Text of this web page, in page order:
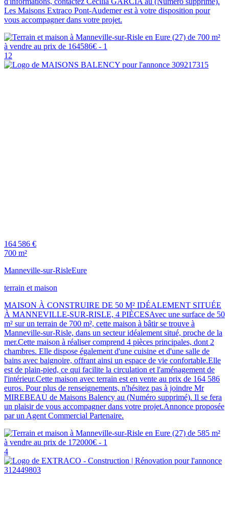
Les Maisons Extraco Pont-Audemer est à votre disposition pour
vous accompagner dans votre projet.
12
164 586 €
700 m²
Manneville-sur-RisleEure
terrain et maison
MAISON À CONSTRUIRE DE 50 M² IDÉALEMENT SITUÉE
À MANNEVILLE-SUR-RISLE, 4 PIÈCESAvec une surface de 50
m² sur un terrain de 700 m², cette maison à bâtir se trouve à
Manneville-sur-Risle, dans un secteur idéalement situé, proche de la
mer.Cette maison à réaliser comprend 4 pièces principales, dont 2
chambres. Elle dispose également d'une cuisine et d'une salle de
bains avec baignoire, offrant ainsi un espace de vie confortable.Elle
est de plain-pied, ce qui facilite la circulation et l'aménagement de
l'intérieur.Cette maison avec terrain est en vente au prix de 164 586
euros. Pour plus de renseignements, n'hésitez pas à joindre Mr
MIREBEAU de Maisons Balency au (Numéro supprimé). Il se fera
un plaisir de vous accompagner dans votre projet.Annonce proposée
par un Agent Commercial Partenaire.
4